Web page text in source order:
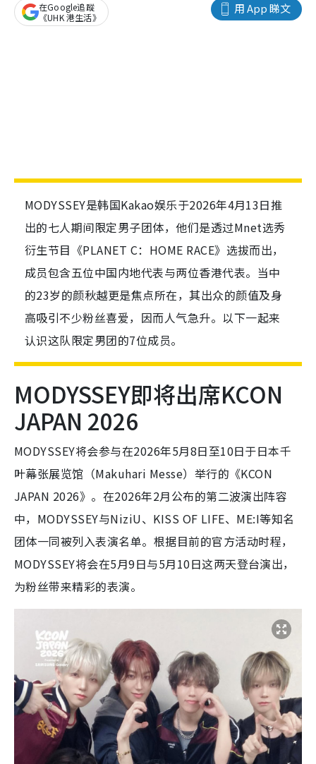
用 App 睇文
在Google追蹤
《UHK 港生活》
MODYSSEY是韩国Kakao娱乐于2026年4月13日推
出的七人期间限定男子团体，他们是透过Mnet选秀
衍生节目《PLANET C：HOME RACE》选拔而出，
成员包含五位中国内地代表与两位香港代表。当中
的23岁的颜秋越更是焦点所在，其出众的颜值及身
高吸引不少粉丝喜爱，因而人气急升。以下一起来
认识这队限定男团的7位成员。
MODYSSEY即将出席KCON
JAPAN 2026
MODYSSEY将会参与在2026年5月8日至10日于日本千
叶幕张展览馆（Makuhari Messe）举行的《KCON
JAPAN 2026》。在2026年2月公布的第二波演出阵容
中，MODYSSEY与NiziU、KISS OF LIFE、ME:I等知名
团体一同被列入表演名单。根据目前的官方活动时程，
MODYSSEY将会在5月9日与5月10日这两天登台演出，
为粉丝带来精彩的表演。